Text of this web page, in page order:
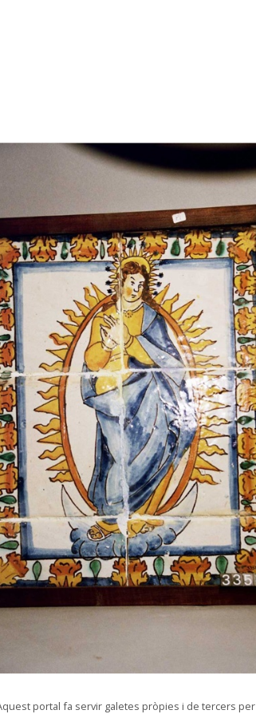
portal fa servir galetes pròpies i de tercers per